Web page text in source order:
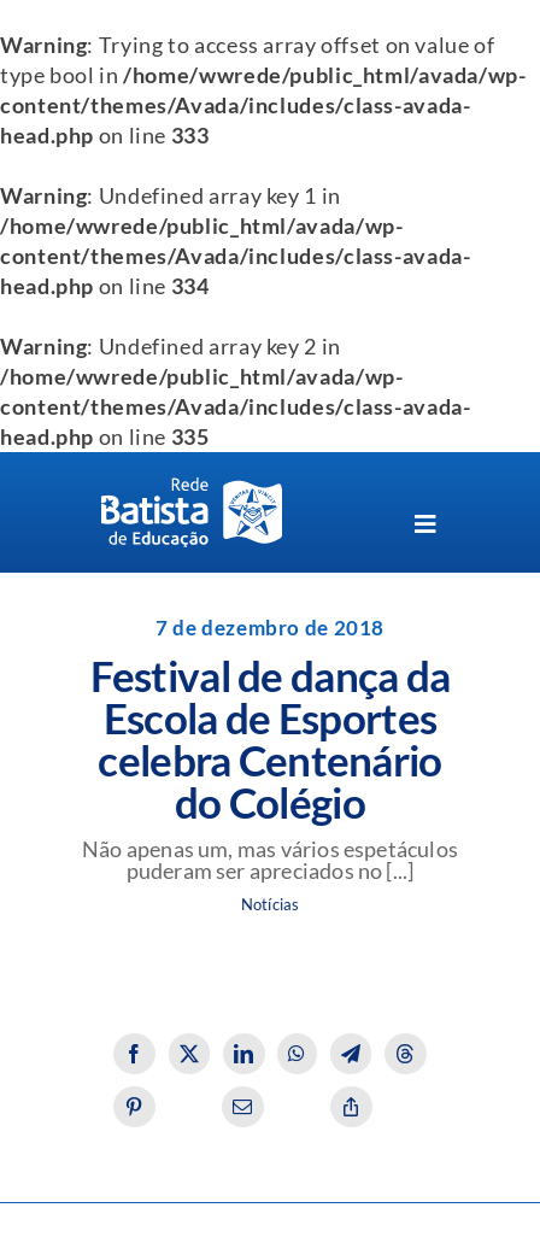
Warning: Trying to access array offset on value of
type bool in/home/wwrede/public_html/avada/wp-
content/themes/Avada/includes/class-avada-
head.php on line 333
Warning: Undefined array key 1 in
/home/wwrede/public_html/avada/wp-
content/themes/Avada/includes/class-avada-
head.php on line 334
Warning: Undefined array key 2 in
/home/wwrede/public_html/avada/wp-
content/themes/Avada/includes/class-avada-
head.php on line 335
Toggle
Navigation
Perguntas Frequentes
Blog da Rede Batista
7 de dezembro de 2018
Festival de dança da
Escola de Esportes
celebra Centenário
do Colégio
Não apenas um, mas vários espetáculos
puderam ser apreciados no [...]
Notícias